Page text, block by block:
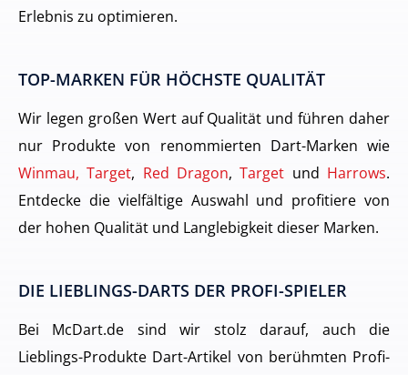
Erlebnis zu optimieren.
TOP-MARKEN FÜR HÖCHSTE QUALITÄT
Wir legen großen Wert auf Qualität und führen daher
nur Produkte von renommierten Dart-Marken wie
Winmau, Target, Red Dragon,Target und Harrows.
Entdecke die vielfältige Auswahl und profitiere von
der hohen Qualität und Langlebigkeit dieser Marken.
DIE LIEBLINGS-DARTS DER PROFI-SPIELER
Bei McDart.de sind wir stolz darauf, auch die
Lieblings-Produkte Dart-Artikel von berühmten Profi-